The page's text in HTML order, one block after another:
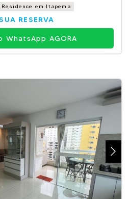
em Itapema
RESERVA
WhatsApp AGORA